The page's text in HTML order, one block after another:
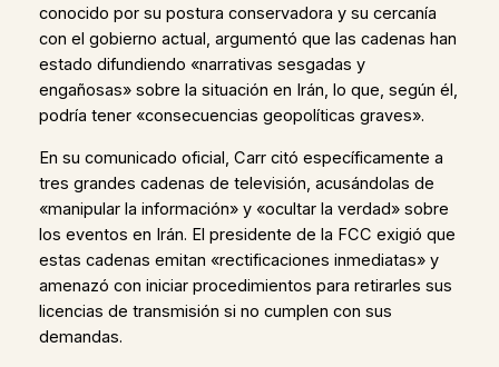
conocido por su postura conservadora y su cercanía
con el gobierno actual, argumentó que las cadenas han
estado difundiendo «narrativas sesgadas y
engañosas» sobre la situación en Irán, lo que, según él,
podría tener «consecuencias geopolíticas graves».
En su comunicado oficial, Carr citó específicamente a
tres grandes cadenas de televisión, acusándolas de
«manipular la información» y «ocultar la verdad» sobre
los eventos en Irán. El presidente de la FCC exigió que
estas cadenas emitan «rectificaciones inmediatas» y
amenazó con iniciar procedimientos para retirarles sus
licencias de transmisión si no cumplen con sus
demandas.